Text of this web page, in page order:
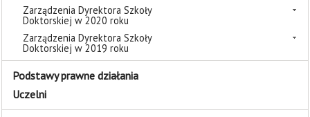
Zarządzenia Dyrektora Szkoły
Doktorskiej w 2020 roku
Zarządzenia Dyrektora Szkoły
Doktorskiej w 2019 roku
Podstawy prawne działania
Uczelni